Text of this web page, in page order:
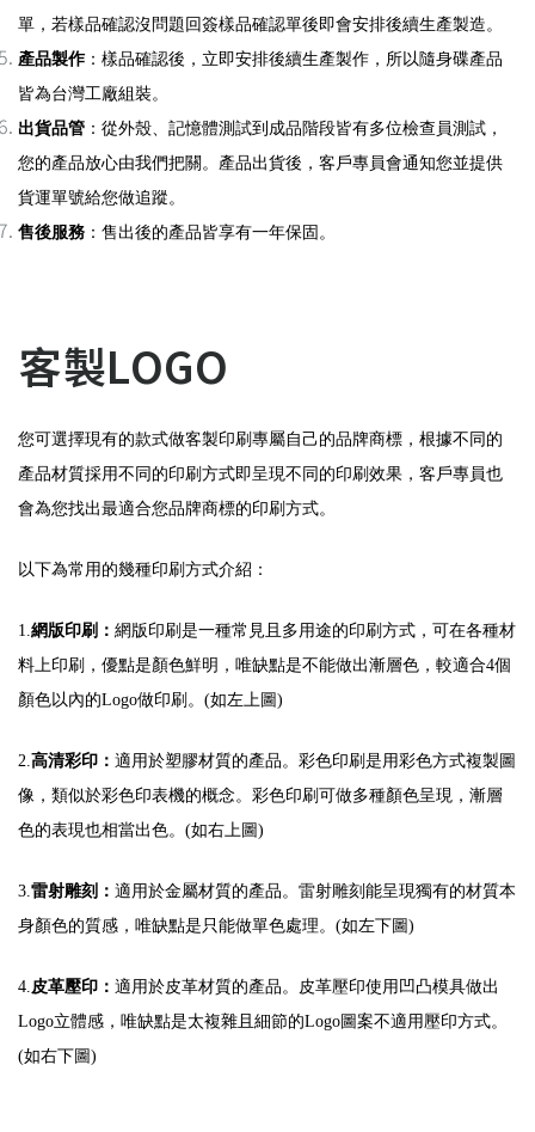
單，若樣品確認沒問題回簽樣品確認單後即會安排後續生產製造。
產品製作：樣品確認後，立即安排後續生產製作，所以隨身碟產品
皆為台灣工廠組裝。
出貨品管 ：從外殼、記憶體測試到成品階段皆有多位檢查員測試，
您的產品放心由我們把關。產品出貨後，客戶專員會通知您並提供
貨運單號給您做追蹤。
售後服務 ：售出後的產品皆享有一年保固。
客製LOGO
您可選擇現有的款式做客製印刷專屬自己的品牌商標，根據不同的
產品材質採用不同的印刷方式即呈現不同的印刷效果，客戶專員也
會為您找出最適合您品牌商標的印刷方式。
以下為常用的幾種印刷方式介紹：
1. 網版印刷： 網版印刷是一種常見且多用途的印刷方式，可在各種材
料上印刷，優點是顏色鮮明，唯缺點是不能做出漸層色，較適合4個
顏色以內的Logo做印刷。(如左上圖)
2. 高清彩印： 適用於塑膠材質的產品。彩色印刷是用彩色方式複製圖
像，類似於彩色印表機的概念。彩色印刷可做多種顏色呈現，漸層
色的表現也相當出色。 (如右上圖)
3. 雷射雕刻： 適用於金屬材質的產品。雷射雕刻能呈現獨有的材質本
身顏色的質感，唯缺點是只能做單色處理。 (如左下圖)
4. 皮革壓印： 適用於皮革材質的產品。皮革壓印使用凹凸模具做出
Logo立體感，唯缺點是太複雜且細節的Logo圖案不適用壓印方式。
(如右下圖)